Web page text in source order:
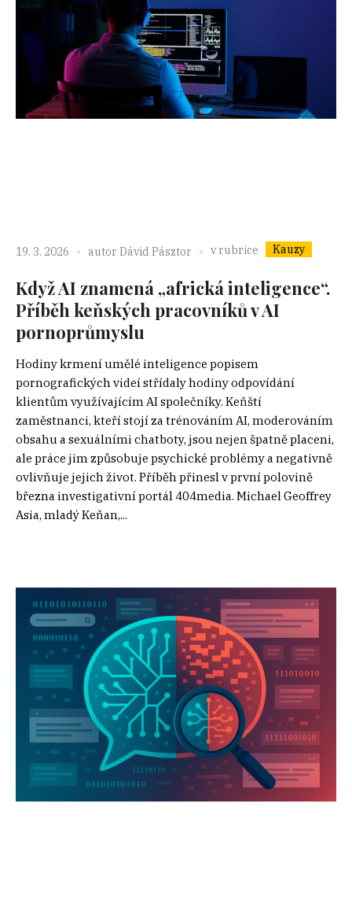
19. 3. 2026 autor Dávid Pásztor v rubrice Kauzy
Když AI znamená „africká inteligence“.
Příběh keňských pracovníků v AI
pornoprůmyslu
Hodiny krmení umělé inteligence popisem
pornografických videí střídaly hodiny odpovídání
klientům využívajícím AI společníky. Keňští
zaměstnanci, kteří stojí za trénováním AI, moderováním
obsahu a sexuálními chatboty, jsou nejen špatně placeni,
ale práce jim způsobuje psychické problémy a negativně
ovlivňuje jejich život. Příběh přinesl v první polovině
března investigativní portál 404media. Michael Geoffrey
Asia, mladý Keňan,...